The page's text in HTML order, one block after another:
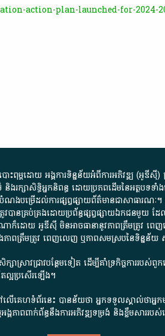
action-plan-launched-for-2024-
ម្ព​ដោយ​ អង្គការ​ទិន្នន័យ​អំពី​ការអភិវឌ្ឍ​​ (អូ​ឌី​ស៊ី)​ ត្
រក្សាសិទ្ធិអ្នកនិពន្ធ ដោយ​ប្រភពដើម​នៃ​​អត្ថប
រើ​ដល់ការ​ផ្សព្វផ្សាយ​ព័ត៌មាន​ជា​សាធារណៈ​។​ គ
ត្រូវ​បាន​គ្រប់គ្រង​ដោយ​ប្រព័ន្ធ​ផ្សព្វផ្សាយ​ឯក
ា​ក៏​ដោយ​ អូ​ឌី​ស៊ី​ មិន​អាច​ធានា​នូវ​ភាព​ត្រឹមត្រូវ​ ព
ង​ភាព​ត្រឹមត្រូវ​ ពេញលេញ​ ឬ​ភាព​សម​ស្រប​នៃ​ទិន្ន
ាស្រាវជ្រាវបន្ថែមទៀត ដើម្បីគាំទ្រកិច្ចការ​រប
ល្អប្រសើរឡើង។
លើគេហទំព័រនេះ បានន័យថា អ្នកទទួលស្គាល់ថា
ង្គភាពពាក់ព័ន្ធនឹងការអភិវឌ្ឍទម្រង់ និងខ្លឹមសា